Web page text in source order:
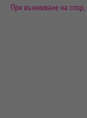
При възникване на